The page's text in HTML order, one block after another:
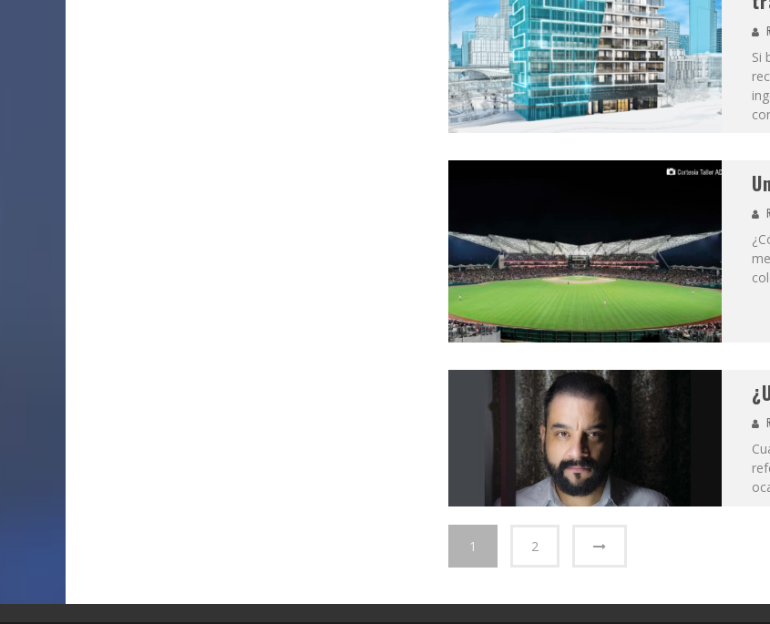
Si
1 2